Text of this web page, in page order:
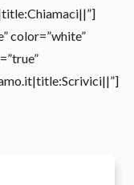
color=”white”